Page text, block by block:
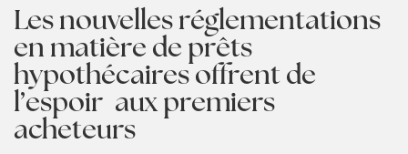
Les nouvelles réglementations
en matière de prêts
hypothécaires offrent de
l’espoir aux premiers
acheteurs